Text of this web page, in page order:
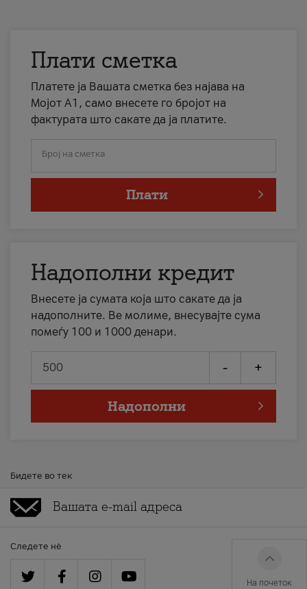
Плати сметка
Платете ја Вашата сметка без најава на
Мојот А1, само внесете го бројот на
фактурата што сакате да ја платите.
Број на сметка
Плати
Надополни кредит
Внесете ја сумата која што сакате да ја
надополните. Ве молиме, внесувајте сума
помеѓу 100 и 1000 денари.
- +
Надополни
Бидете во тек
Следете нè
На почеток